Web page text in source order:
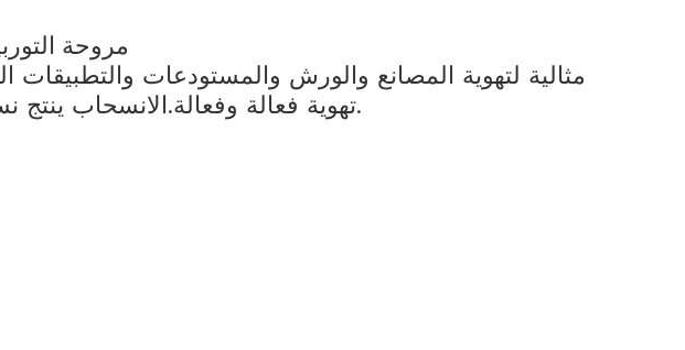
مروحة
مثالية لتهوية المصانع والورش والمستودعات والتطبيقات
تهوية فعالة وفعالة.الانسحاب ينتج نسيمات باردة طازجة إلى المبنى ويضمن نظافة، بيئة عمل أكثر برودة وصحة.